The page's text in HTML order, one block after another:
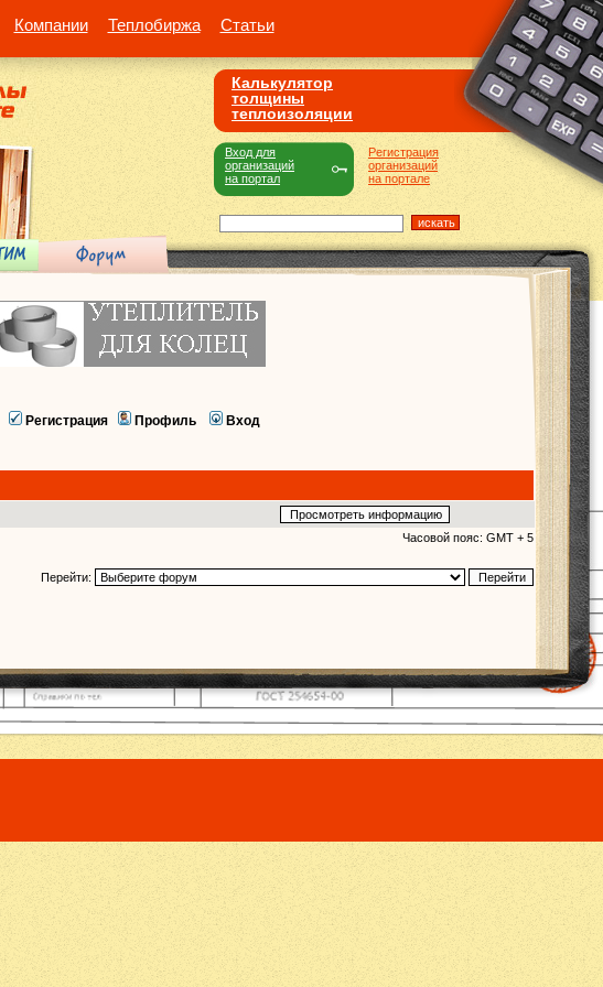
Компании Теплобиржа Статьи
Калькулятор
толщины
теплоизоляции
Регистрация
организаций
на портале
Вход для
организаций
на портал
Регистрация Профиль Вход
Часовой пояс: GMT + 5
Перейти: